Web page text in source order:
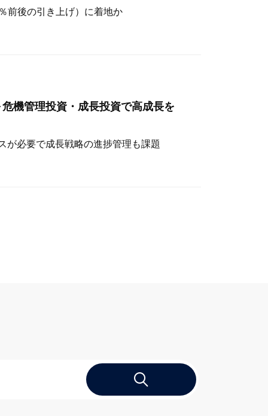
前後の引き上げ）に着地か
機管理投資・成長投資で高成長を
が必要で成長戦略の進捗管理も課題